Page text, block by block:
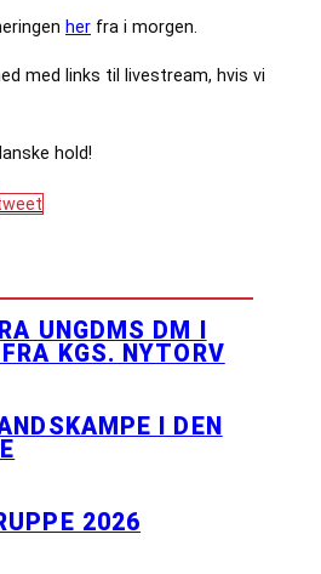
her fra i morgen.
med links til livestream, hvis vi
hold!
UNGDMS DM I
KGS. NYTORV
I DEN
2026